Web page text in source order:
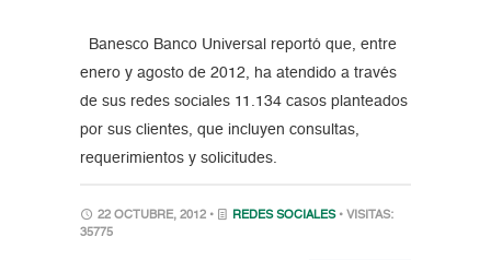
Banesco Banco Universal reportó que, entre
enero y agosto de 2012, ha atendido a través
de sus redes sociales 11.134 casos planteados
por sus clientes, que incluyen consultas,
requerimientos y solicitudes.
22 OCTUBRE, 2012 • REDES SOCIALES • VISITAS:
35775